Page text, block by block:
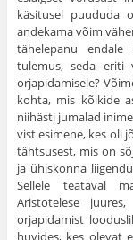
käsitusel puududa
andekama võim
tähelepanu
tulemus, seda eriti
orjapidamisele?
kohta, mis kõikide
niihästi jumalad
vist esimene, kes oli
tähtsusest, mis on
ja ühiskonna
Sellele teataval
Aristotelese
orjapidamist
huvides, kes olevat